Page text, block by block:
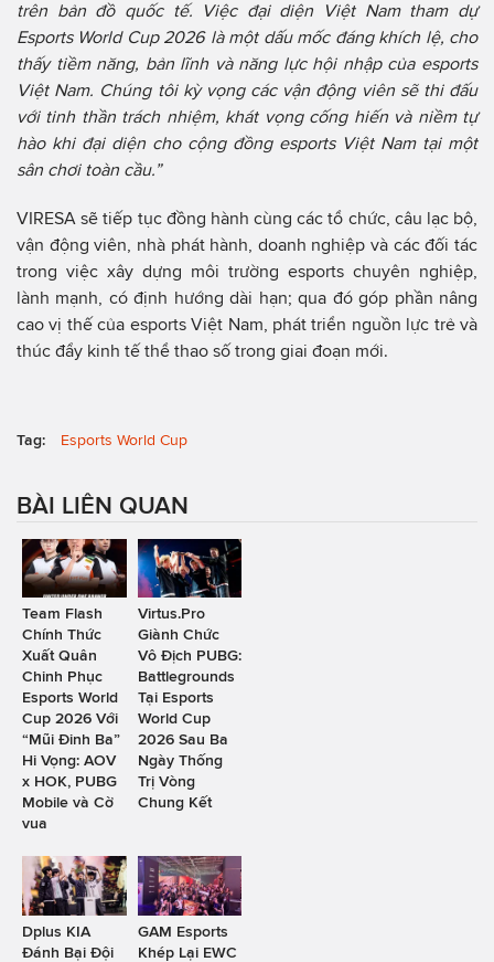
trên bản đồ quốc tế. Việc đại diện Việt Nam tham dự
Esports World Cup 2026 là một dấu mốc đáng khích lệ, cho
thấy tiềm năng, bản lĩnh và năng lực hội nhập của esports
Việt Nam. Chúng tôi kỳ vọng các vận động viên sẽ thi đấu
với tinh thần trách nhiệm, khát vọng cống hiến và niềm tự
hào khi đại diện cho cộng đồng esports Việt Nam tại một
sân chơi toàn cầu.”
VIRESA sẽ tiếp tục đồng hành cùng các tổ chức, câu lạc bộ,
vận động viên, nhà phát hành, doanh nghiệp và các đối tác
trong việc xây dựng môi trường esports chuyên nghiệp,
lành mạnh, có định hướng dài hạn; qua đó góp phần nâng
cao vị thế của esports Việt Nam, phát triển nguồn lực trẻ và
thúc đẩy kinh tế thể thao số trong giai đoạn mới.
Tag: Esports World Cup
BÀI LIÊN QUAN
Team Flash
Chính Thức
Xuất Quân
Chinh Phục
Esports World
Cup 2026 Với
“Mũi Đinh Ba”
Hi Vọng: AOV
x HOK, PUBG
Mobile và Cờ
vua
Virtus.Pro
Giành Chức
Vô Địch PUBG:
Battlegrounds
Tại Esports
World Cup
2026 Sau Ba
Ngày Thống
Trị Vòng
Chung Kết
Dplus KIA
Đánh Bại Đội
GAM Esports
Khép Lại EWC